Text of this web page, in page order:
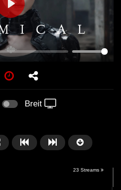
PLAY
Breit
23 Streams